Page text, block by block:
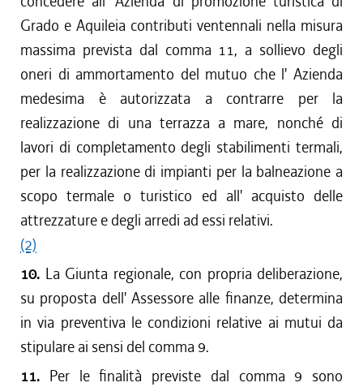
Grado e Aquileia contributi ventennali nella misura
massima prevista dal comma 11, a sollievo degli
oneri di ammortamento del mutuo che l' Azienda
medesima è autorizzata a contrarre per la
realizzazione di una terrazza a mare, nonché di
lavori di completamento degli stabilimenti termali,
per la realizzazione di impianti per la balneazione a
scopo termale o turistico ed all' acquisto delle
attrezzature e degli arredi ad essi relativi.
(2)
10. La Giunta regionale, con propria deliberazione,
su proposta dell' Assessore alle finanze, determina
in via preventiva le condizioni relative ai mutui da
stipulare ai sensi del comma 9.
11. Per le finalità previste dal comma 9 sono